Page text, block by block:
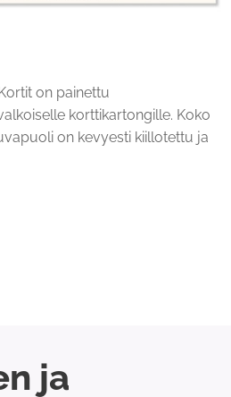
on painettu
korttikartongille. Koko
on kevyesti kiillotettu ja
ja